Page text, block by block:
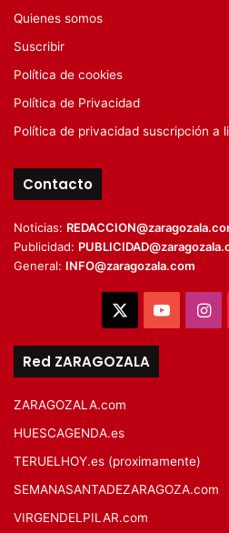
Quienes somos
Suscribir
Política de cookies
Política de Privacidad
Política de privacidad suscripción a
Contacto
Noticias:
Publicidad:
General: INFO@zaragozala.com
YouTube
Red ZARAGOZALA
ZARAGOZALA.com
HUESCAGENDA.es
TERUELHOY.es (proximamente)
SEMANASANTADEZARAGOZA.com
VIRGENDELPILAR.com